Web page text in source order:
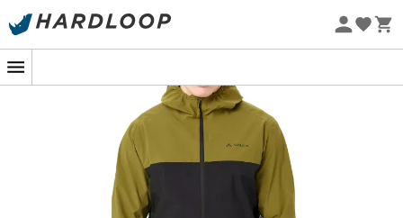
Øko-fremstillet
Men's Moab Rain Jacket regnjakke